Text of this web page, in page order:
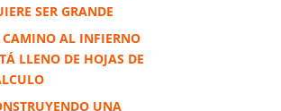
SER GRANDE
CAMINO AL INFIERNO
LLENO DE HOJAS DE
UNA